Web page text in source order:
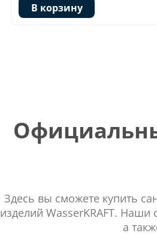
В корзину
Здесь вы сможете купить
изделий WasserKRAFT.
а